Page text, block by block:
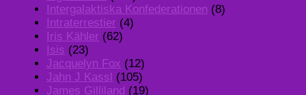
Intergalaktiska Konfederationen (8)
Intraterrestier (4)
Iris Kähler (62)
Isis (23)
Jacquelyn Fox (12)
Jahn J Kassl (105)
James Gilliland (19)